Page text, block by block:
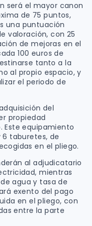
será el mayor canon
de 75 puntos,
una puntuación
valoración, con 25
de mejoras en el
100 euros de
tanto a la
al propio espacio, y
el periodo de
del
propiedad
equipamiento
6 taburetes, de
en el pliego.
al adjudicatario
mientras
agua y tasa de
exento del pago
en el pliego, con
entre la parte